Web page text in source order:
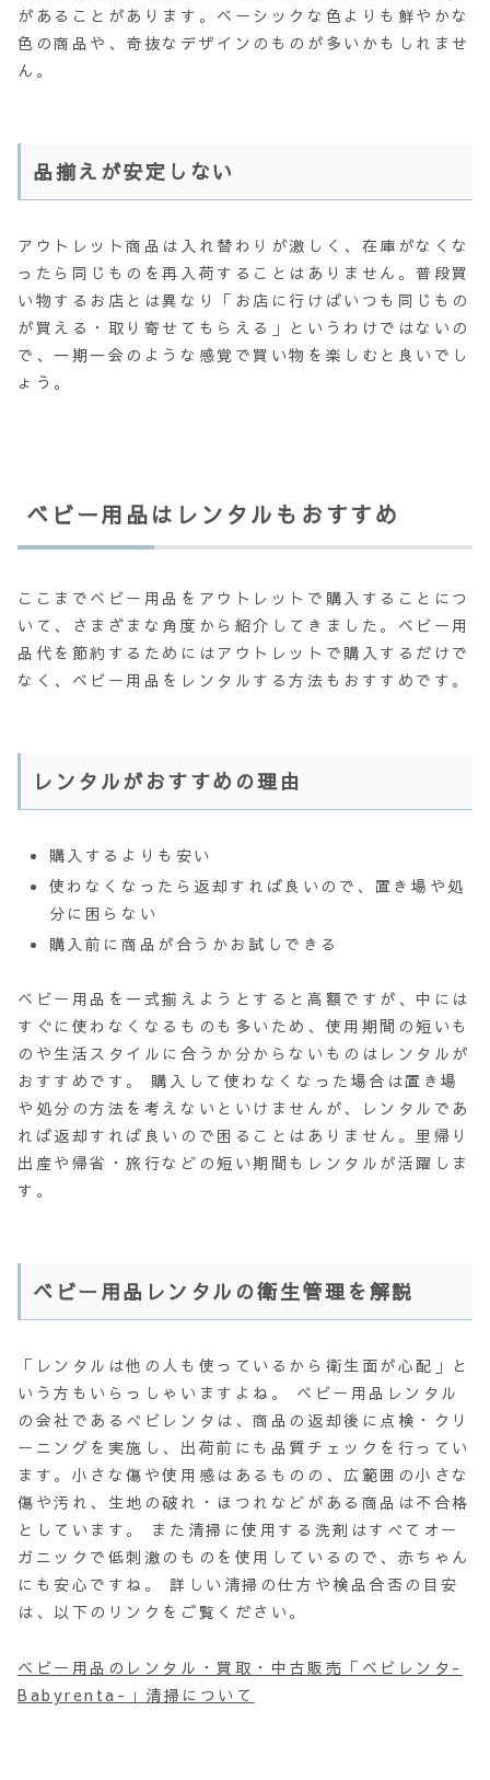
があることがあります。ベーシックな色よりも鮮やかな
色の商品や、奇抜なデザインのものが多いかもしれませ
ん。
品揃えが安定しない
アウトレット商品は入れ替わりが激しく、在庫がなくな
ったら同じものを再入荷することはありません。普段買
い物するお店とは異なり「お店に行けばいつも同じもの
が買える・取り寄せてもらえる」というわけではないの
で、一期一会のような感覚で買い物を楽しむと良いでし
ょう。
ベビー用品はレンタルもおすすめ
ここまでベビー用品をアウトレットで購入することにつ
いて、さまざまな角度から紹介してきました。ベビー用
品代を節約するためにはアウトレットで購入するだけで
なく、ベビー用品をレンタルする方法もおすすめです。
レンタルがおすすめの理由
購入するよりも安い
使わなくなったら返却すれば良いので、置き場や処
分に困らない
購入前に商品が合うかお試しできる
ベビー用品を一式揃えようとすると高額ですが、中には
すぐに使わなくなるものも多いため、使用期間の短いも
のや生活スタイルに合うか分からないものはレンタルが
おすすめです。 購入して使わなくなった場合は置き場
や処分の方法を考えないといけませんが、レンタルであ
れば返却すれば良いので困ることはありません。里帰り
出産や帰省・旅行などの短い期間もレンタルが活躍しま
す。
ベビー用品レンタルの衛生管理を解説
「レンタルは他の人も使っているから衛生面が心配」と
いう方もいらっしゃいますよね。 ベビー用品レンタル
の会社であるべビレンタは、商品の返却後に点検・クリ
ーニングを実施し、出荷前にも品質チェックを行ってい
ます。小さな傷や使用感はあるものの、広範囲の小さな
傷や汚れ、生地の破れ・ほつれなどがある商品は不合格
としています。 また清掃に使用する洗剤はすべてオー
ガニックで低刺激のものを使用しているので、赤ちゃん
にも安心ですね。 詳しい清掃の仕方や検品合否の目安
は、以下のリンクをご覧ください。
ベビー用品のレンタル・買取・中古販売「ベビレンタ-
Babyrenta-」清掃について